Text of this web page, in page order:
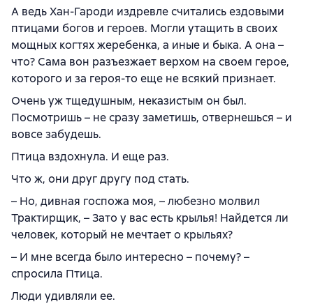
А ведь Хан-Гароди издревле считались ездовыми
птицами богов и героев. Могли утащить в своих
мощных когтях жеребенка, а иные и быка. А она –
что? Сама вон разъезжает верхом на своем герое,
которого и за героя-то еще не всякий признает.
Очень уж тщедушным, неказистым он был.
Посмотришь – не сразу заметишь, отвернешься – и
вовсе забудешь.
Птица вздохнула. И еще раз.
Что ж, они друг другу под стать.
– Но, дивная госпожа моя, – любезно молвил
Трактирщик, – Зато у вас есть крылья! Найдется ли
человек, который не мечтает о крыльях?
– И мне всегда было интересно – почему? –
спросила Птица.
Люди удивляли ее.